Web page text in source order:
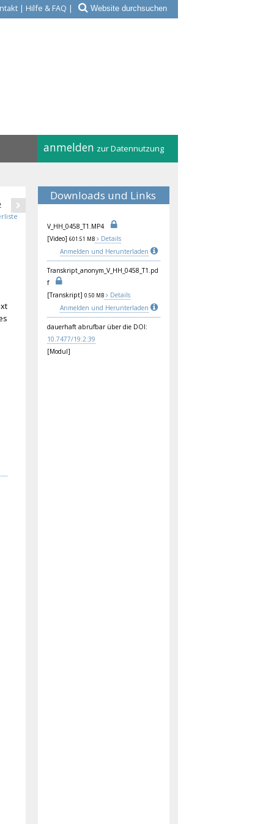
| Hilfe & FAQ |
anmelden zur Datennutzung
Downloads und Links
V_HH_0458 _T1 .MP4
[Video] 601.51 MB
Details
Anmelden und Herunterladen
Transkript_anonym_V_HH_0458 _T1 .pd
f
[Transkript] 0.50 MB
Details
Anmelden und Herunterladen
dauerhaft abrufbar über die DOI:
10.7477/19:2:39
[Modul]